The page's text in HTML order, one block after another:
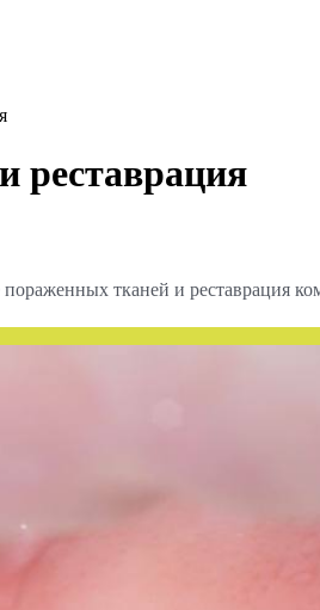
реставрация
пораженных тканей и реставрация